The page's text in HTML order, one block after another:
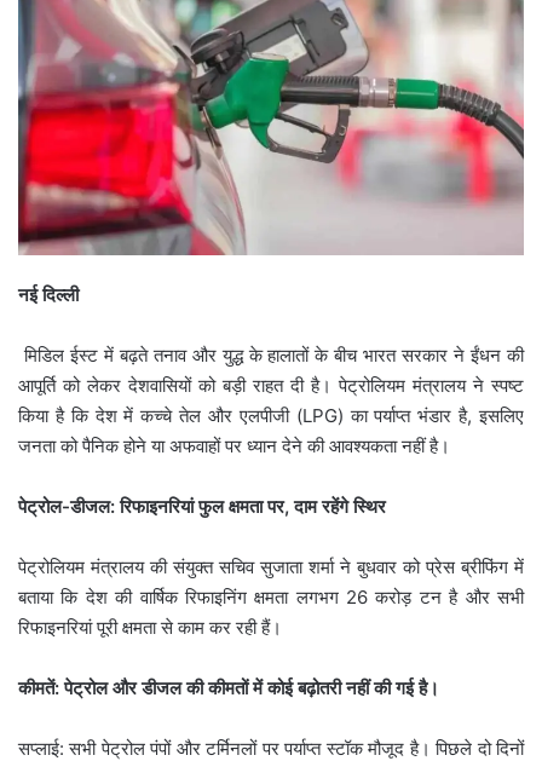
नई दिल्ली
मिडिल ईस्ट में बढ़ते तनाव और युद्ध के हालातों के बीच भारत सरकार ने ईंधन की
आपूर्ति को लेकर देशवासियों को बड़ी राहत दी है। पेट्रोलियम मंत्रालय ने स्पष्ट
किया है कि देश में कच्चे तेल और एलपीजी (LPG) का पर्याप्त भंडार है, इसलिए
जनता को पैनिक होने या अफवाहों पर ध्यान देने की आवश्यकता नहीं है।
पेट्रोल-डीजल: रिफाइनरियां फुल क्षमता पर, दाम रहेंगे स्थिर
पेट्रोलियम मंत्रालय की संयुक्त सचिव सुजाता शर्मा ने बुधवार को प्रेस ब्रीफिंग में
बताया कि देश की वार्षिक रिफाइनिंग क्षमता लगभग 26 करोड़ टन है और सभी
रिफाइनरियां पूरी क्षमता से काम कर रही हैं।
कीमतें: पेट्रोल और डीजल की कीमतों में कोई बढ़ोतरी नहीं की गई है।
सप्लाई: सभी पेट्रोल पंपों और टर्मिनलों पर पर्याप्त स्टॉक मौजूद है। पिछले दो दिनों